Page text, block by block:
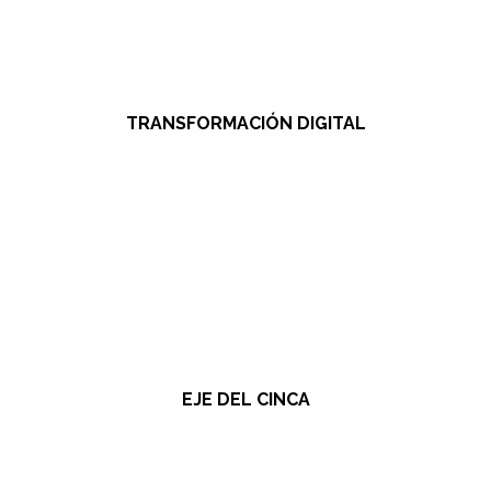
TRANSFORMACIÓN DIGITAL
EJE DEL CINCA